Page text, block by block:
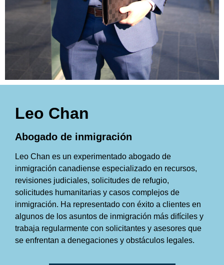
Leo Chan
Abogado de inmigración
Leo Chan es un experimentado abogado de
inmigración canadiense especializado en recursos,
revisiones judiciales, solicitudes de refugio,
solicitudes humanitarias y casos complejos de
inmigración. Ha representado con éxito a clientes en
algunos de los asuntos de inmigración más difíciles y
trabaja regularmente con solicitantes y asesores que
se enfrentan a denegaciones y obstáculos legales.